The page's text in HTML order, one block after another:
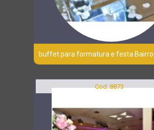
buffet para formatura e festa Bairro
Cod.:8873